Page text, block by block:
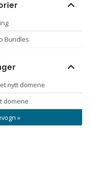
Bundles
nytt domene
domene
»